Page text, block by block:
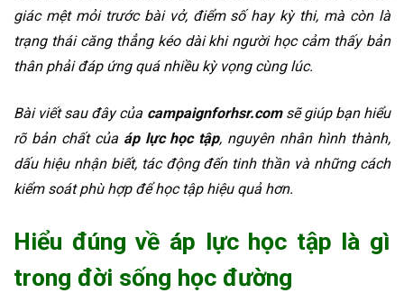
giác mệt mỏi trước bài vở, điểm số hay kỳ thi, mà còn là
trạng thái căng thẳng kéo dài khi người học cảm thấy bản
thân phải đáp ứng quá nhiều kỳ vọng cùng lúc.
Bài viết sau đây của campaignforhsr.comsẽ giúp bạn hiểu
rõ bản chất của áp lực học tập, nguyên nhân hình thành,
dấu hiệu nhận biết, tác động đến tinh thần và những cách
kiểm soát phù hợp để học tập hiệu quả hơn.
Hiểu đúng về áp lực học tập là gì
trong đời sống học đường